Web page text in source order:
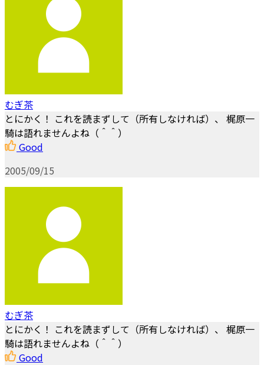
むぎ茶
とにかく！ これを読まずして（所有しなければ）、 梶原一
騎は語れませんよね（＾＾）
Good
2005/09/15
むぎ茶
とにかく！ これを読まずして（所有しなければ）、 梶原一
騎は語れませんよね（＾＾）
Good